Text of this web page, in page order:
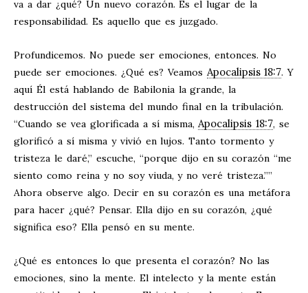
va a dar ¿qué? Un nuevo corazón. Es el lugar de la
responsabilidad. Es aquello que es juzgado.
Profundicemos. No puede ser emociones, entonces. No
puede ser emociones. ¿Qué es? Veamos Apocalipsis 18:7. Y
aquí Él está hablando de Babilonia la grande, la
destrucción del sistema del mundo final en la tribulación.
“Cuando se vea glorificada a sí misma,Apocalipsis 18:7, se
glorificó a sí misma y vivió en lujos. Tanto tormento y
tristeza le daré,” escuche, “porque dijo en su corazón “me
siento como reina y no soy viuda, y no veré tristeza.””
Ahora observe algo. Decir en su corazón es una metáfora
para hacer ¿qué? Pensar. Ella dijo en su corazón, ¿qué
significa eso? Ella pensó en su mente.
¿Qué es entonces lo que presenta el corazón? No las
emociones, sino la mente. El intelecto y la mente están